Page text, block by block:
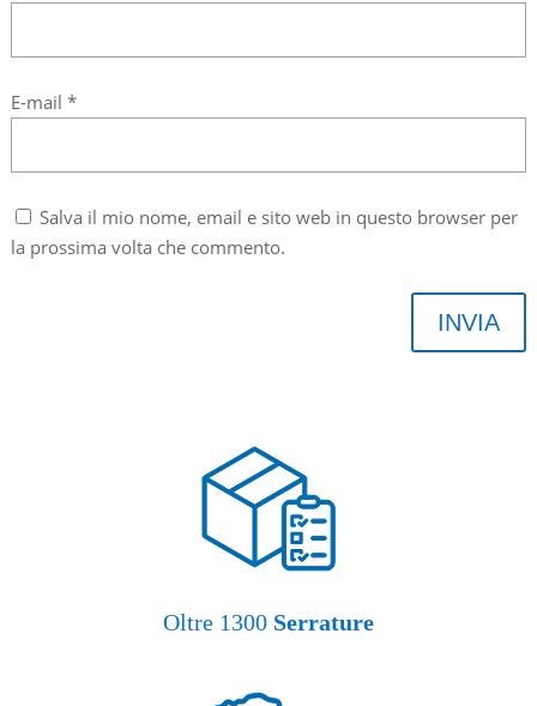
E-mail *
Salva il mio nome, email e sito web in questo browser per
la prossima volta che commento.
INVIA
Oltre 1300 Serrature